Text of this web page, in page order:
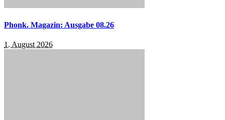
Phonk. Magazin: Ausgabe 08.26
1. August 2026